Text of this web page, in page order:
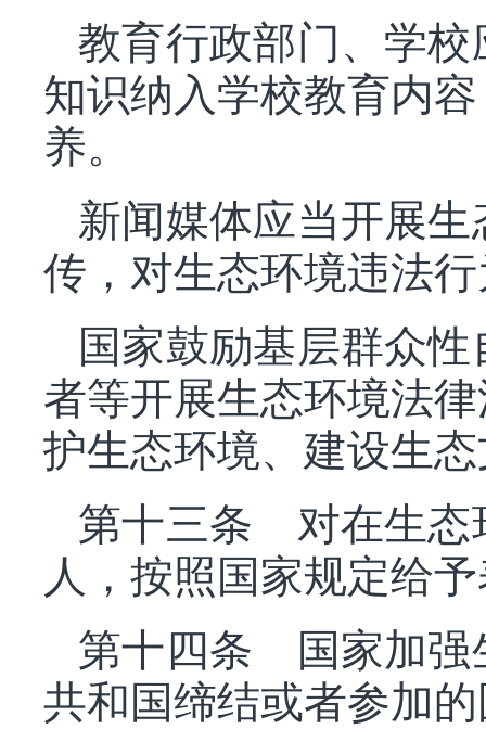
教育行政部门、学
知识纳入学校教育内
养。
新闻媒体应当开展
传，对生态环境违法
国家鼓励基层群众
者等开展生态环境法
护生态环境、建设生
第十三条 对在生态
人，按照国家规定给
第十四条 国家加强
共和国缔结或者参加